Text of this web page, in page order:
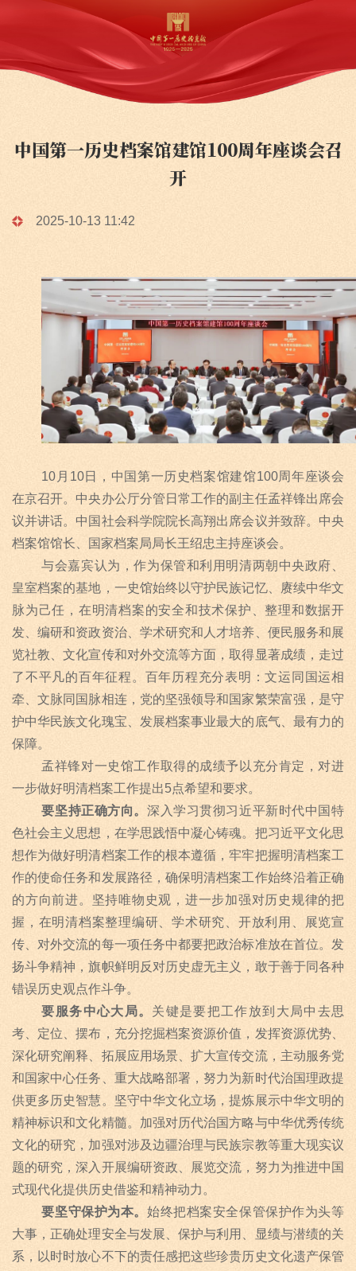
中国第一历史档案馆建馆100周年座谈会召
开
2025-10-13 11:42
10月 10日，中国第一历史档案馆建馆100周年座谈会
在京召开。中央办公厅分管日常工作的副主任孟祥锋出席会
议并讲话。中国社会科学院院长高翔出席会议并致辞。中央
档案馆馆长、国家档案局局长王绍忠主持座谈会。
与会嘉宾认为，作为保管和利用明清两朝中央政府、
皇室档案的基地，一史馆始终以守护民族记忆、赓续中华文
脉为己任，在明清档案的安全和技术保护、整理和数据开
发、编研和资政资治、学术研究和人才培养、便民服务和展
览社教、文化宣传和对外交流等方面，取得显著成绩，走过
了不平凡的百年征程。百年历程充分表明：文运同国运相
牵、文脉同国脉相连，党的坚强领导和国家繁荣富强，是守
护中华民族文化瑰宝、发展档案事业最大的底气、最有力的
保障。
孟祥锋对一史馆工作取得的成绩予以充分肯定，对进
一步做好明清档案工作提出5点希望和要求。
要坚持正确方向。深入学习贯彻习近平新时代中国特
色社会主义思想，在学思践悟中凝心铸魂。把习近平文化思
想作为做好明清档案工作的根本遵循，牢牢把握明清档案工
作的使命任务和发展路径，确保明清档案工作始终沿着正确
的方向前进。坚持唯物史观，进一步加强对历史规律的把
握，在明清档案整理编研、学术研究、开放利用、展览宣
传、对外交流的每一项任务中都要把政治标准放在首位。发
扬斗争精神，旗帜鲜明反对历史虚无主义，敢于善于同各种
错误历史观点作斗争。
要服务中心大局。 关键是要把工作放到大局中去思
考、定位、摆布，充分挖掘档案资源价值，发挥资源优势、
深化研究阐释、拓展应用场景、扩大宣传交流，主动服务党
和国家中心任务、重大战略部署，努力为新时代治国理政提
供更多历史智慧。坚守中华文化立场，提炼展示中华文明的
精神标识和文化精髓。加强对历代治国方略与中华优秀传统
文化的研究，加强对涉及边疆治理与民族宗教等重大现实议
题的研究，深入开展编研资政、展览交流，努力为推进中国
式现代化提供历史借鉴和精神动力。
要坚守保护为本。始终把档案安全保管保护作为头等
大事，正确处理安全与发展、保护与利用、显绩与潜绩的关
系，以时时放心不下的责任感把这些珍贵历史文化遗产保管